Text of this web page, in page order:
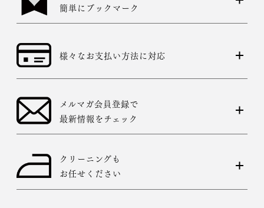
簡単にブックマーク
様々なお支払い方法に対応
メルマガ会員登録で
最新情報をチェック
クリーニングも
お任せください